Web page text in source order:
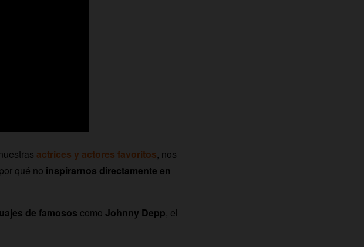
actrices y actores favoritos, nos
qué no inspirarnos directamente en
de famosos como Johnny Depp, el